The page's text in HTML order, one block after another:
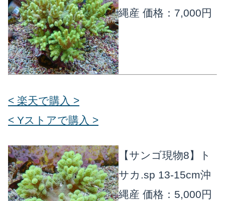
縄産 価格：7,000円
< 楽天で購入 >
< Yストアで購入 >
【サンゴ現物8】ト
サカ.sp 13-15cm沖
縄産 価格：5,000円